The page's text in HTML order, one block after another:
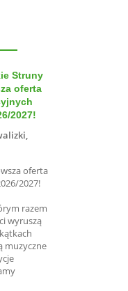
Struny
oferta
2027!
oferta
2027!
razem
wyruszą
muzyczne